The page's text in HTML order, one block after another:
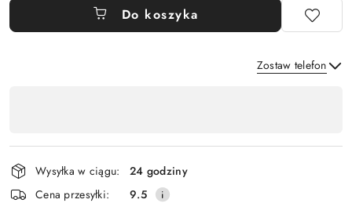
Do koszyka
Zostaw telefon
płatność
i
dostawa
Wysyłka w ciągu:
24 godziny
Cena przesyłki:
9.5